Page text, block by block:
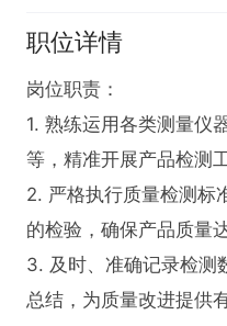
职位详情
岗位职责：
1. 熟练运用各类测量仪
等，精准开展产品检测工
2. 严格执行质量检测标
的检验，确保产品质量达
3. 及时、准确记录检测
总结，为质量改进提供